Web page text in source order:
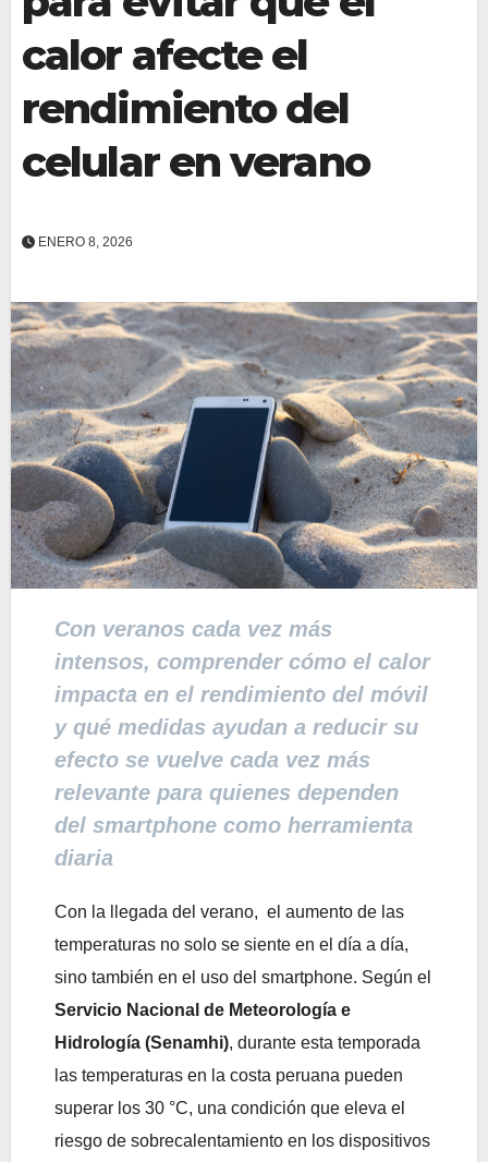
calor afecte el
rendimiento del
celular en verano
ENERO 8, 2026
Con veranos cada vez más
intensos, comprender cómo el calor
impacta en el rendimiento del móvil
y qué medidas ayudan a reducir su
efecto se vuelve cada vez más
relevante para quienes dependen
del smartphone como herramienta
diaria
Con la llegada del verano, el aumento de las
temperaturas no solo se siente en el día a día,
sino también en el uso del smartphone. Según el
Servicio Nacional de Meteorología e
Hidrología (Senamhi), durante esta temporada
las temperaturas en la costa peruana pueden
superar los 30 °C, una condición que eleva el
riesgo de sobrecalentamiento en los dispositivos